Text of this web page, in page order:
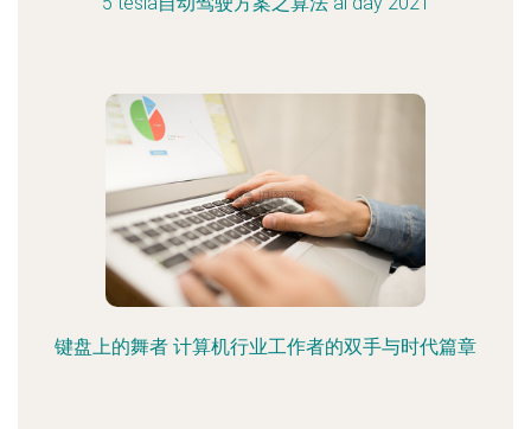
键盘上的舞者 计算机行业工作者的双手与时代篇章